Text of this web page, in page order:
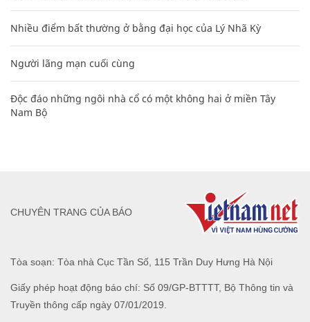
Nhiều điểm bất thường ở bằng đại học của Lý Nhã Kỳ
Người lãng mạn cuối cùng
Độc đáo những ngôi nhà cổ có một không hai ở miền Tây
Nam Bộ
Tòa soạn: Tòa nhà Cục Tần Số, 115 Trần Duy Hưng Hà Nội
Giấy phép hoạt động báo chí: Số 09/GP-BTTTT, Bộ Thông tin và
Truyền thông cấp ngày 07/01/2019.
CHUYÊN TRANG CỦA BÁO